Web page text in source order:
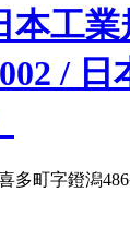
多町字鐙潟